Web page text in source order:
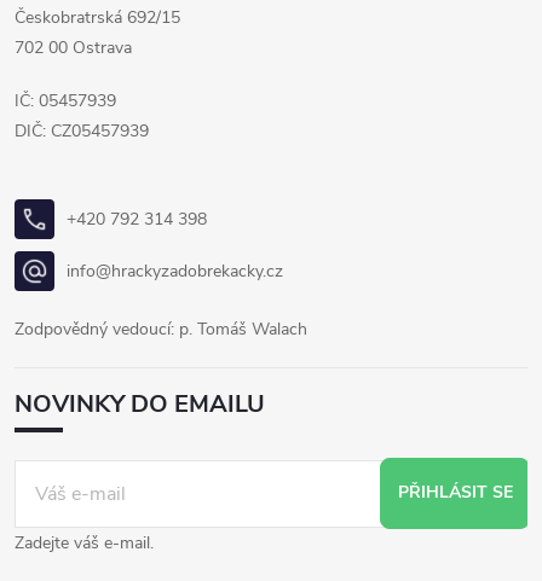
Českobratrská 692/15
702 00 Ostrava
IČ: 05457939
DIČ: CZ05457939
+420 792 314 398
info@hrackyzadobrekacky.cz
Zodpovědný vedoucí: p. Tomáš Walach
NOVINKY DO EMAILU
PŘIHLÁSIT SE
Zadejte váš e-mail.